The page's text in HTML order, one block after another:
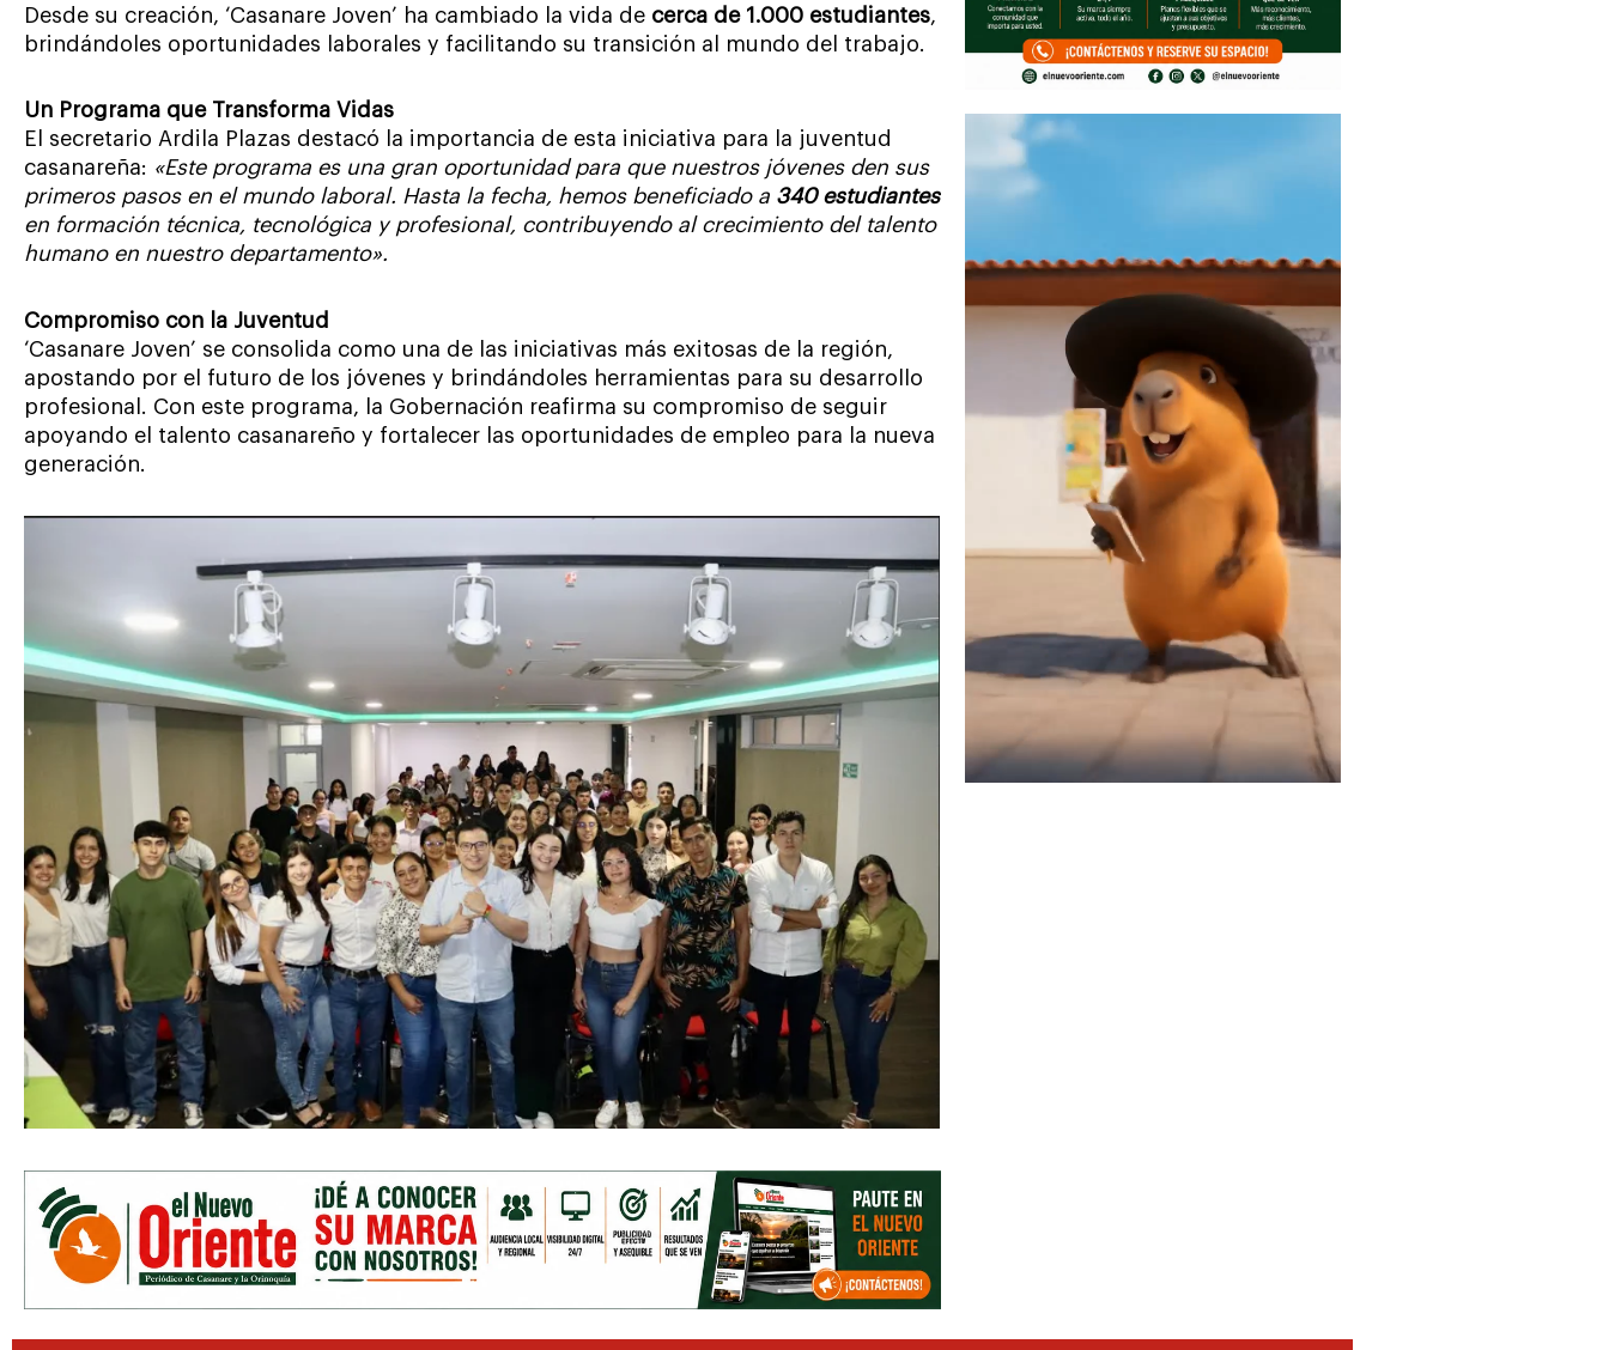
Desde su creación, ‘Casanare Joven’ ha cambiado la vida de cerca de 1.000 estudiantes,
brindándoles oportunidades laborales y facilitando su transición al mundo del trabajo.
Un Programa que Transforma Vidas
El secretario Ardila Plazas destacó la importancia de esta iniciativa para la juventud
casanareña: «Este programa es una gran oportunidad para que nuestros jóvenes den sus
primeros pasos en el mundo laboral. Hasta la fecha, hemos beneficiado a 340 estudiantes
en formación técnica, tecnológica y profesional, contribuyendo al crecimiento del talento
humano en nuestro departamento».
Compromiso con la Juventud
‘Casanare Joven’ se consolida como una de las iniciativas más exitosas de la región,
apostando por el futuro de los jóvenes y brindándoles herramientas para su desarrollo
profesional. Con este programa, la Gobernación reafirma su compromiso de seguir
apoyando el talento casanareño y fortalecer las oportunidades de empleo para la nueva
generación.